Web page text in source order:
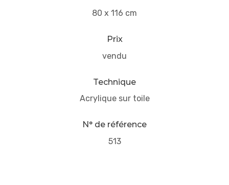
80 x 116 cm
Prix
vendu
Technique
Acrylique sur toile
N° de référence
513